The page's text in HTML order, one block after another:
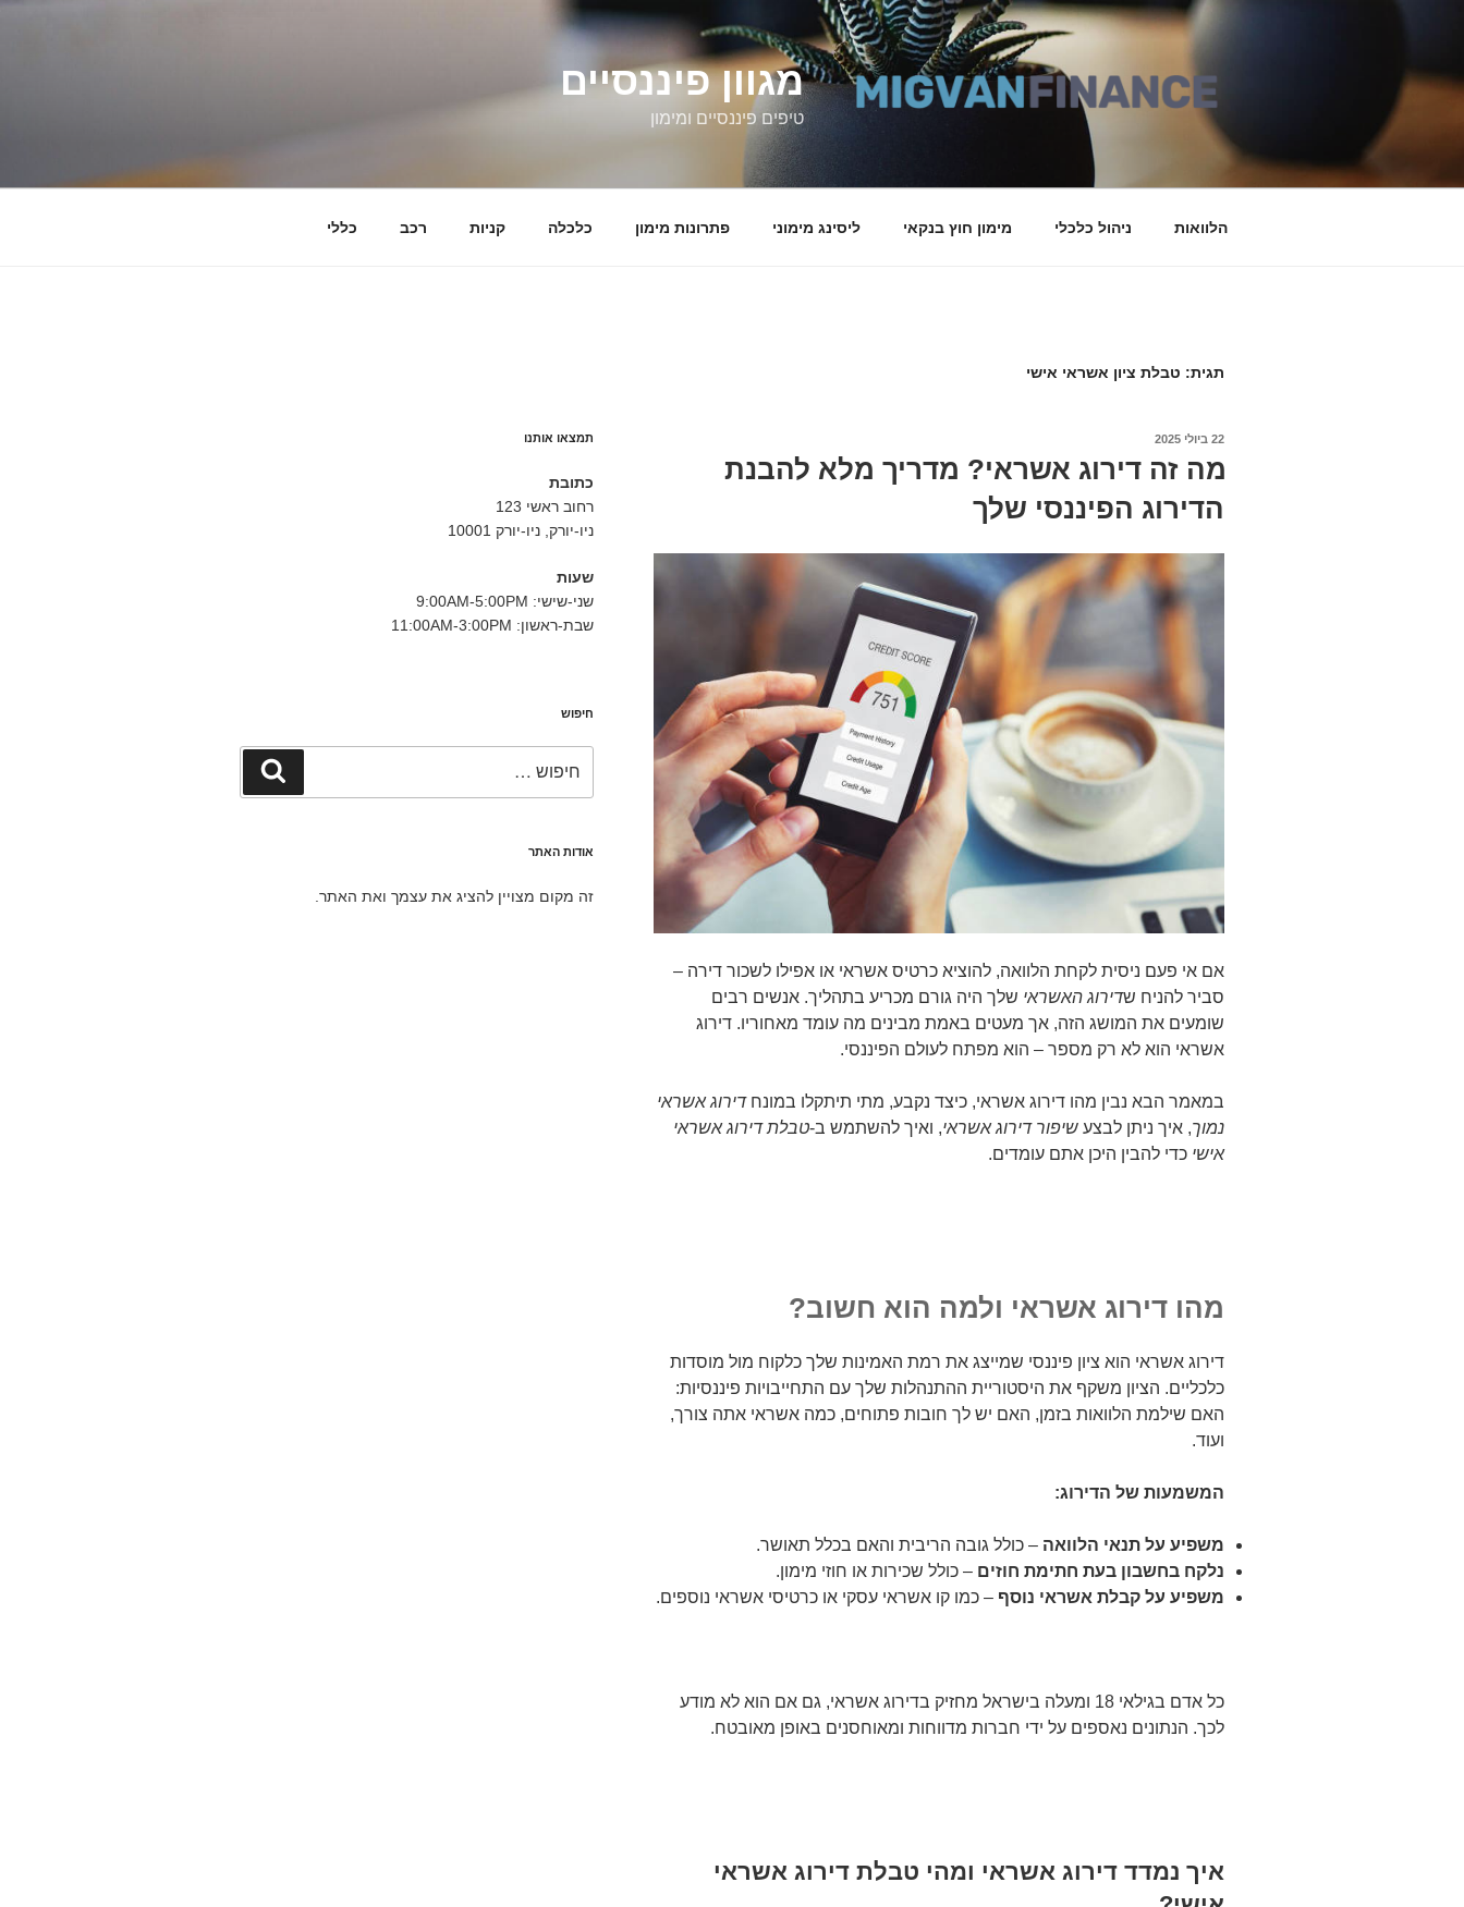
מגוון פיננסיים
טיפים פיננסיים ומימון
הלוואות ניהול כלכלי מימון חוץ בנקאי ליסינג מימוני פתרונות מימון כלכלה קניות רכב כללי
תגית: טבלת ציון אשראי אישי
פורסם
22 ביולי 2025
מה זה דירוג אשראי? מדריך מלא להבנת
הדירוג הפיננסי שלך
אם אי פעם ניסית לקחת הלוואה, להוציא כרטיס אשראי או אפילו לשכור דירה –
סביר להניח שדירוג האשראי שלך היה גורם מכריע בתהליך. אנשים רבים
שומעים את המושג הזה, אך מעטים באמת מבינים מה עומד מאחוריו. דירוג
אשראי הוא לא רק מספר – הוא מפתח לעולם הפיננסי.
במאמר הבא נבין מהו דירוג אשראי, כיצד נקבע, מתי תיתקלו במונחדירוג אשראי
נמוך, איך ניתן לבצע שיפור דירוג אשראי, ואיך להשתמש ב-טבלת דירוג אשראי
אישי כדי להבין היכן אתם עומדים.
מהו דירוג אשראי ולמה הוא חשוב?
דירוג אשראי הוא ציון פיננסי שמייצג את רמת האמינות שלך כלקוח מול מוסדות
כלכליים. הציון משקף את היסטוריית ההתנהלות שלך עם התחייבויות פיננסיות:
האם שילמת הלוואות בזמן, האם יש לך חובות פתוחים, כמה אשראי אתה צורך,
ועוד.
המשמעות של הדירוג:
משפיע על תנאי הלוואה – כולל גובה הריבית והאם בכלל תאושר.
נלקח בחשבון בעת חתימת חוזים – כולל שכירות או חוזי מימון.
משפיע על קבלת אשראי נוסף – כמו קו אשראי עסקי או כרטיסי אשראי נוספים.
כל אדם בגילאי 18 ומעלה בישראל מחזיק בדירוג אשראי, גם אם הוא לא מודע
לכך. הנתונים נאספים על ידי חברות מדווחות ומאוחסנים באופן מאובטח.
איך נמדד דירוג אשראי ומהי טבלת דירוג אשראי
תמצאו אותנו
כתובת
רחוב ראשי 123
ניו-יורק, ניו-יורק 10001
שעות
שני-שישי: 9:00AM-5:00PM
שבת-ראשון: 11:00AM-3:00PM
חיפוש
אודות האתר
זה מקום מצויין להציג את עצמך ואת האתר.